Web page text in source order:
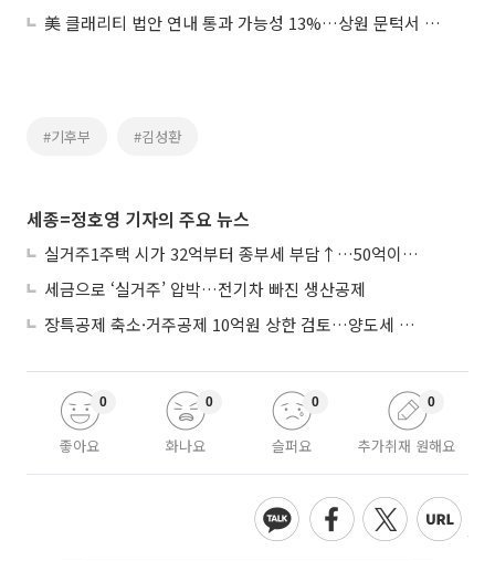
美 클래리티 법안 연내 통과 가능성 13%…상원 문턱서 제동
#기후부 #김성환
세종=정호영 기자의 주요 뉴스
실거주1주택 시가 32억부터 종부세 부담↑…50억이면 454→979만원
세금으로 ‘실거주’ 압박…전기차 빠진 생산공제
장특공제 축소·거주공제 10억원 상한 검토…양도세 실거주 중심 개편
좋아요
0
화나요
0
슬퍼요
0
추가취재 원해요
0